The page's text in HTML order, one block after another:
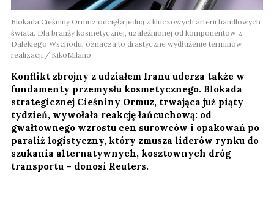
Blokada Cieśniny Ormuz odcięła jedną z kluczowych arterii handlowych
świata. Dla branży kosmetycznej, uzależnionej od komponentów z
Dalekiego Wschodu, oznacza to drastyczne wydłużenie terminów
realizacji / KikoMilano
Konflikt zbrojny z udziałem Iranu uderza także w
fundamenty przemysłu kosmetycznego. Blokada
strategicznej Cieśniny Ormuz, trwająca już piąty
tydzień, wywołała reakcję łańcuchową: od
gwałtownego wzrostu cen surowców i opakowań po
paraliż logistyczny, który zmusza liderów rynku do
szukania alternatywnych, kosztownych dróg
transportu – donosi Reuters.